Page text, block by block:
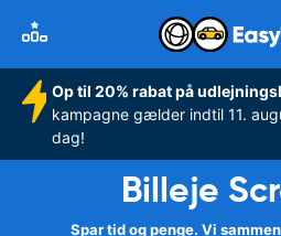
Op til 20% rabat på
kampagne gælder indtil 11.
dag!
Billeje
Spar tid og penge. Vi